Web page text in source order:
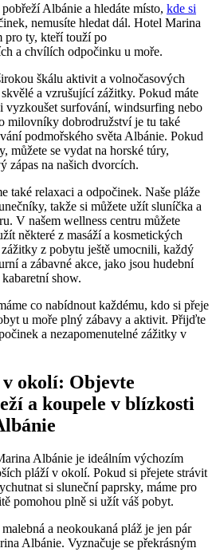
Albánie⁢ a⁣ hledáte místo, kde si
nemusíte hledat dál. Hotel Marina
pro ty, kteří‌ touží po
a chvílích odpočinku u moře.
škálu aktivit​ a volnočasových
a vzrušující zážitky. Pokud máte
vyzkoušet ⁣surfování, ⁤windsurfing nebo
milovníky‍ dobrodružství ‌je tu také
podmořského⁢ světa Albánie.⁤ Pokud
​můžete se‌ vydat na horské túry,
zápas na našich dvorcích.
také relaxaci a odpočinek. ‍Naše pláže
takže⁤ si můžete ⁢užít⁤ sluníčka ‌a​
V našem wellness centru můžete
některé z​ masáží a​ kosmetických
⁤z‌ pobytu ještě umocnili, každý
a ​zábavné akce, ⁣jako⁢ jsou hudební
show.
co ​nabídnout každému, kdo si ⁤přeje
u ‍moře⁣ plný ​zábavy a aktivit. Přijďte⁢
a nezapomenutelné‍ zážitky ⁣v
okolí: Objevte
a⁣ koupele ‌v​ blízkosti
Albánie⁤ je ‍ideálním výchozím
pláží ‌v ‍okolí. Pokud si přejete strávit
si‍ sluneční paprsky, máme ⁣pro
pomohou plně⁢ si⁣ užít váš pobyt.
a neokoukaná pláž je jen pár
Albánie. Vyznačuje se překrásným